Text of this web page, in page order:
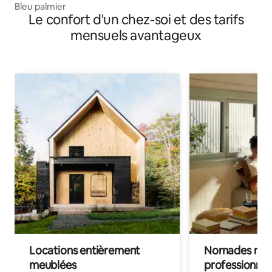
Bleu palmier
Le confort d'un chez-soi et des tarifs
mensuels avantageux
Locations entièrement
meublées
Nomades